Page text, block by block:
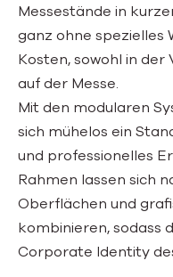
Messestände in
ganz ohne spezielles
Kosten, sowohl in
auf der Messe.
Mit den modularen
sich mühelos ein
und professionelles
Rahmen lassen sich
Oberflächen und
kombinieren, sodass
Corporate Identity